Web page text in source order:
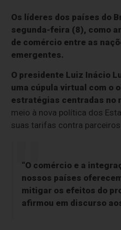
Os líderes dos países do
segunda-feira (8), como
de comércio entre as
emergentes.
O presidente Luiz Inácio
uma cúpula virtual com o
estratégias centradas no
meio à nova política dos
suas tarifas contra
“O comércio e a
nossos países
mitigar os efeitos do
afirmou em discurso